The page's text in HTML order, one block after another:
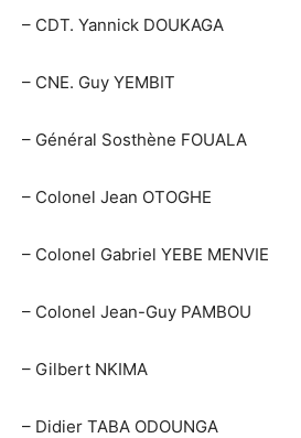
– CDT. Yannick DOUKAGA
– CNE. Guy YEMBIT
– Général Sosthène FOUALA
– Colonel Jean OTOGHE
– Colonel Gabriel YEBE MENVIE
– Colonel Jean-Guy PAMBOU
– Gilbert NKIMA
– Didier TABA ODOUNGA